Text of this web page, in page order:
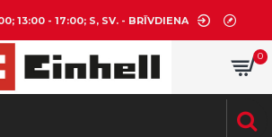
13:00 - 17:00; S, SV. - BRĪVDIENA
0